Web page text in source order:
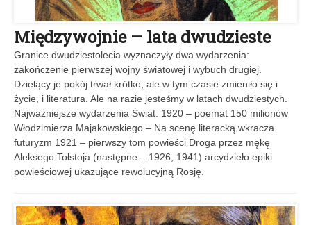
Międzywojnie – lata dwudzieste
Granice dwudziestolecia wyznaczyły dwa wydarzenia:
zakończenie pierwszej wojny światowej i wybuch drugiej.
Dzielący je pokój trwał krótko, ale w tym czasie zmieniło się i
życie, i literatura. Ale na razie jesteśmy w latach dwudziestych.
Najważniejsze wydarzenia Świat: 1920 – poemat 150 milionów
Włodzimierza Majakowskiego – Na scenę literacką wkracza
futuryzm 1921 – pierwszy tom powieści Droga przez mękę
Aleksego Tołstoja (następne – 1926, 1941) arcydzieło epiki
powieściowej ukazujące rewolucyjną Rosję.